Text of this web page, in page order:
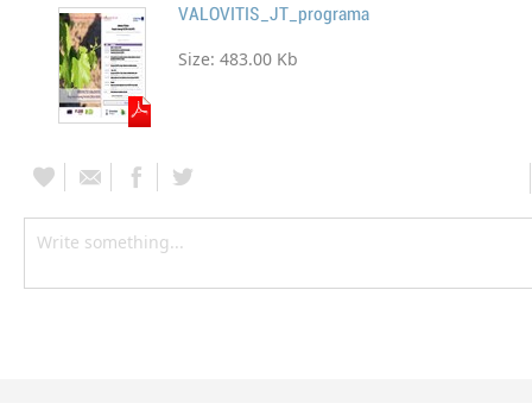
VALOVITIS_JT_programa
Size: 483.00 Kb